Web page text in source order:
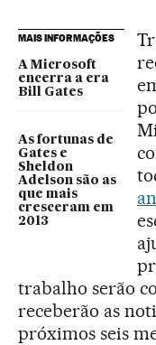
MAIS INFORMAÇÕES
A Microsoft
encerra a era
Bill Gates
As fortunas de
Gates e
Sheldon
Adelson são as
que mais
cresceram em
2013
trabalho serão
receberão as
próximos seis